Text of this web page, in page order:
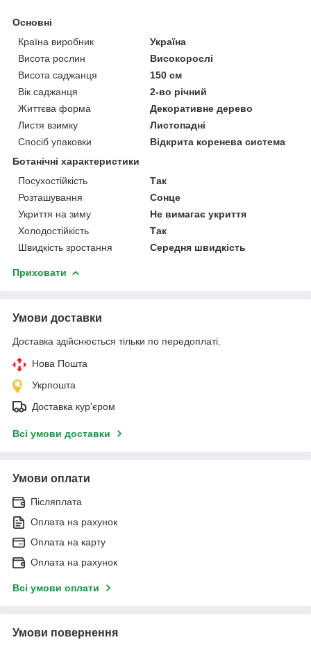
Основні
Країна виробник
Україна
Висота рослин
Високорослі
Висота саджанця
150 см
Вік саджанця
2-во річний
Життєва форма
Декоративне дерево
Листя взимку
Листопадні
Спосіб упаковки
Відкрита коренева система
Ботанічні характеристики
Посухостійкість
Так
Розташування
Сонце
Укриття на зиму
Не вимагає укриття
Холодостійкість
Так
Швидкість зростання
Середня швидкість
Приховати
Умови доставки
Доставка здійснюється тільки по передоплаті.
Нова Пошта
Укрпошта
Доставка кур'єром
Всі умови доставки
Умови оплати
Післяплата
Оплата на рахунок
Оплата на карту
Оплата на рахунок
Всі умови оплати
Умови повернення